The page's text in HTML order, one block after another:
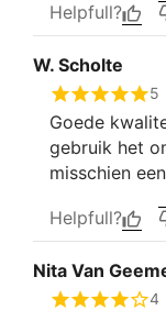
Helpfull?
W. Scholte
5
Goede
gebruik het
misschien
Helpfull?
Nita Van
4